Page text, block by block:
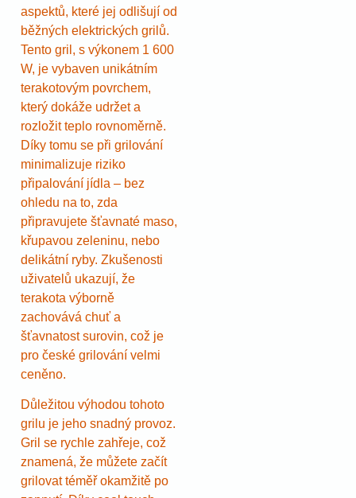
aspektů, které jej odlišují od
běžných elektrických grilů.
Tento gril, s výkonem 1 600
W, je vybaven unikátním
terakotovým povrchem,
který dokáže udržet a
rozložit teplo rovnoměrně.
Díky tomu se při grilování
minimalizuje riziko
připalování jídla – bez
ohledu na to, zda
připravujete šťavnaté maso,
křupavou zeleninu, nebo
delikátní ryby. Zkušenosti
uživatelů ukazují, že
terakota výborně
zachovává chuť a
šťavnatost surovin, což je
pro české grilování velmi
ceněno.
Důležitou výhodou tohoto
grilu je jeho snadný provoz.
Gril se rychle zahřeje, což
znamená, že můžete začít
grilovat téměř okamžitě po